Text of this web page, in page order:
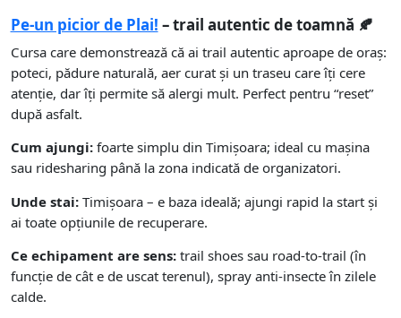
Pe-un picior de Plai! – trail autentic de toamnă 🍂
Cursa care demonstrează că ai trail autentic aproape de oraș:
poteci, pădure naturală, aer curat și un traseu care îți cere
atenție, dar îți permite să alergi mult. Perfect pentru “reset”
după asfalt.
Cum ajungi:foarte simplu din Timișoara; ideal cu mașina
sau ridesharing până la zona indicată de organizatori.
Unde stai:Timișoara – e baza ideală; ajungi rapid la start și
ai toate opțiunile de recuperare.
Ce echipament are sens:trail shoes sau road-to-trail (în
funcție de cât e de uscat terenul), spray anti-insecte în zilele
calde.